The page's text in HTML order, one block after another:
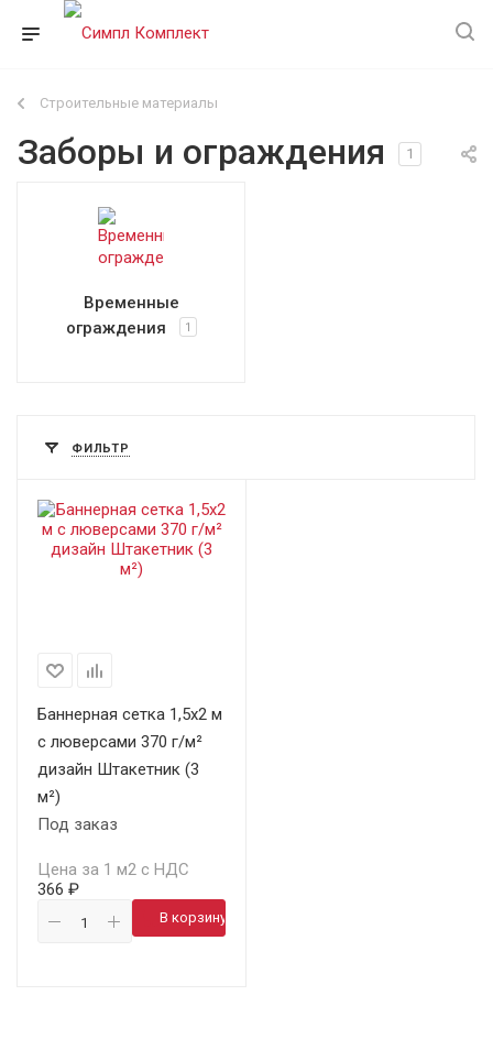
Строительные материалы
Заборы и ограждения 1
Временные
ограждения
1
ФИЛЬТР
Баннерная сетка 1,5х2 м
с люверсами 370 г/м²
дизайн Штакетник (3
м²)
Под заказ
Цена за 1 м2 с НДС
366 ₽
В корзину